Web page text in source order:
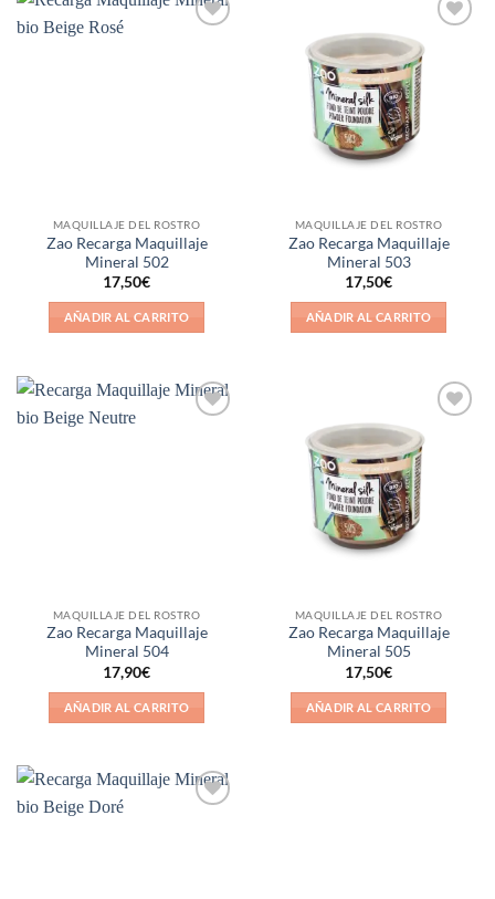
MAQUILLAJE DEL ROSTRO
Zao Recarga Maquillaje
Mineral 502
17,50€
AÑADIR AL CARRITO
MAQUILLAJE DEL ROSTRO
Zao Recarga Maquillaje
Mineral 503
17,50€
AÑADIR AL CARRITO
MAQUILLAJE DEL ROSTRO
Zao Recarga Maquillaje
Mineral 504
17,90€
AÑADIR AL CARRITO
MAQUILLAJE DEL ROSTRO
Zao Recarga Maquillaje
Mineral 505
17,50€
AÑADIR AL CARRITO